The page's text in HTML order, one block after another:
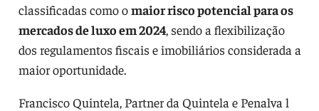
classificadas como omaior risco potencial para os
mercados de luxo em 2024, sendo a flexibilização
dos regulamentos fiscais e imobiliários considerada a
maior oportunidade.
Francisco Quintela, Partner da Quintela e Penalva l